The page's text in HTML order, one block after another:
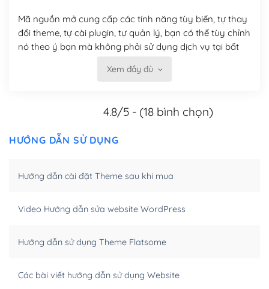
Mã nguồn mở cung cấp các tính năng tùy biến, tự thay
đổi theme, tự cài plugin, tự quản lý, bạn có thể tùy chỉnh
nó theo ý bạn mà không phải sử dụng dịch vụ tại bất
WordPress được thiết kế để thân thiện với SEO vì
hóa nội dung cho SEO.
của bạn trở nên rất thu hút đối với các công cụ tìm
Tối ưu hóa công cụ tìm kiếm
Xem đầy đủ
4.8/5 - (18 bình chọn)
HƯỚNG DẪN SỬ DỤNG
Hướng dẫn cài đặt Theme sau khi mua
Video Hướng dẫn sửa website WordPress
Hướng dẫn sử dụng Theme Flatsome
Các bài viết hướng dẫn sử dụng Website